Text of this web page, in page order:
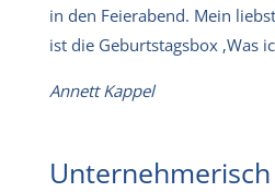
in den Feierabend. Mein
ist die Geburtstagsbox ‚Was
Annett Kappel